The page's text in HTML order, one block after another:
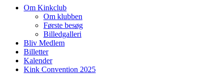
Om Kinkclub
Om klubben
Første besøg
Billedgalleri
Bliv Medlem
Billetter
Kalender
Kink Convention 2025